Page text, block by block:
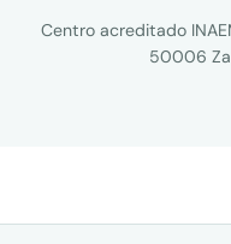
Centro acreditado
50006